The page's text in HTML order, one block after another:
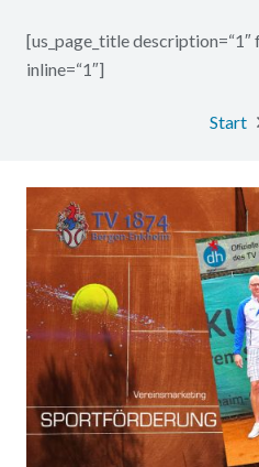
[us_page_title description=“1″
inline=“1″]
Start